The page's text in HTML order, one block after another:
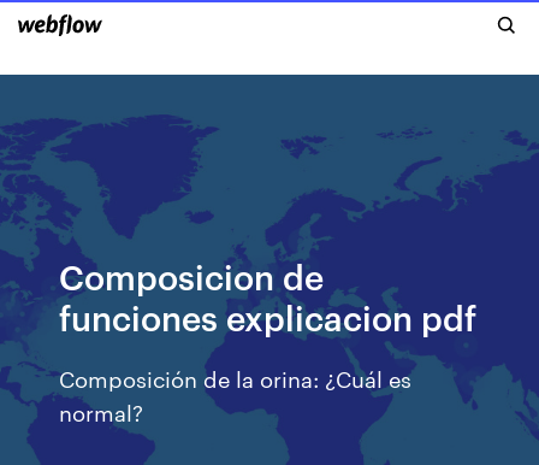
Composicion de
funciones explicacion pdf
Composición de la orina: ¿Cuál es
normal?